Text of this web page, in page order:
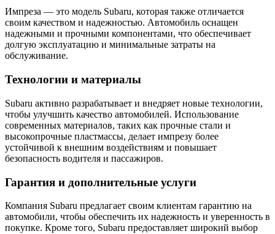
Импреза — это модель Subaru, которая также отличается
своим качеством и надежностью. Автомобиль оснащен
надежными и прочными компонентами, что обеспечивает
долгую эксплуатацию и минимальные затраты на
обслуживание.
Технологии и материалы
Subaru активно разрабатывает и внедряет новые технологии,
чтобы улучшить качество автомобилей. Использование
современных материалов, таких как прочные стали и
высокопрочные пластмассы, делает импрезу более
устойчивой к внешним воздействиям и повышает
безопасность водителя и пассажиров.
Гарантия и дополнительные услуги
Компания Subaru предлагает своим клиентам гарантию на
автомобили, чтобы обеспечить их надежность и уверенность в
покупке. Кроме того, Subaru предоставляет широкий выбор